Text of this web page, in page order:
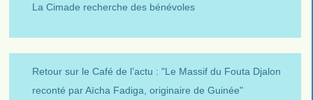
La Cimade recherche des bénévoles
Retour sur le Café de l’actu : "Le Massif du Fouta Djalon
reconté par Aïcha Fadiga, originaire de Guinée"